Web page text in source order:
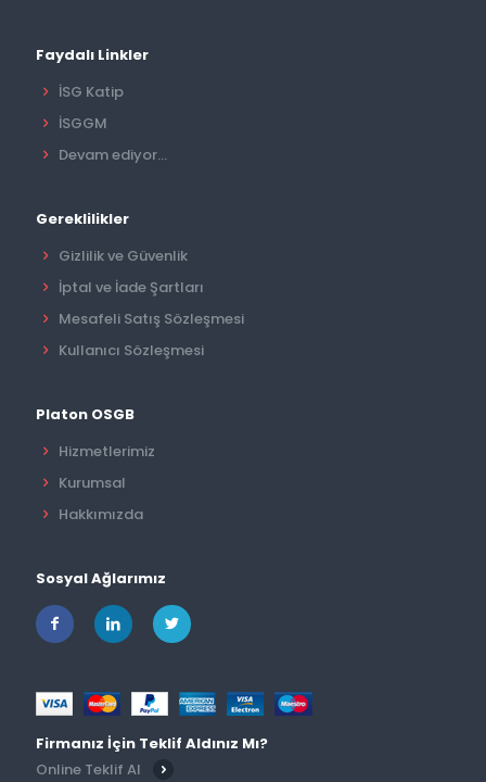
Faydalı Linkler
İSG Katip
İSGGM
Devam ediyor...
Gereklilikler
Gizlilik ve Güvenlik
İptal ve İade Şartları
Mesafeli Satış Sözleşmesi
Kullanıcı Sözleşmesi
Platon OSGB
Hizmetlerimiz
Kurumsal
Hakkımızda
Sosyal Ağlarımız
Firmanız İçin Teklif Aldınız Mı?
Online Teklif Al